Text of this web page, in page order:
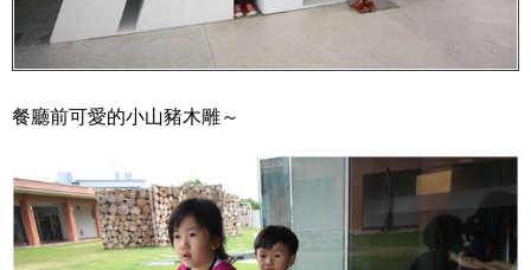
餐廳前可愛的小山豬木雕～